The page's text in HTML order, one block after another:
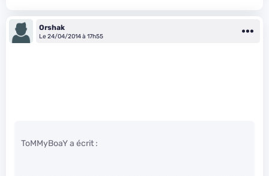
Orshak
Le 24/04/2014 à 17h55
ToMMyBoaY a écrit :